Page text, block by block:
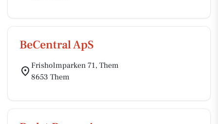
BeCentral ApS
Frisholmparken 71, Them
8653 Them